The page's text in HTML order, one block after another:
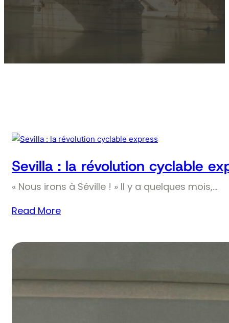
Sevilla : la révolution cyclable
« Nous irons à Séville ! » Il y a quelques mois,…
Read More